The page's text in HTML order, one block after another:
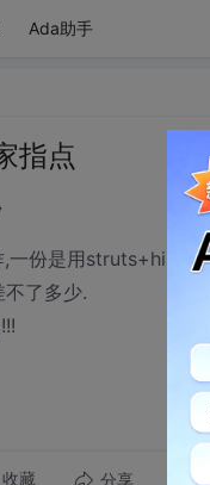
Ada助手
指点
一份是用
了多少.
收藏 分享